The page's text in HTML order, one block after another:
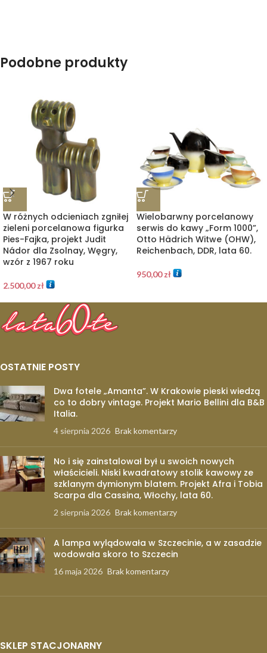
Podobne produkty
W różnych odcieniach zgniłej
zieleni porcelanowa figurka
Pies-Fajka, projekt Judit
Nádor dla Zsolnay, Węgry,
wzór z 1967 roku
2.500,00zł
Wielobarwny porcelanowy
serwis do kawy „Form 1000”,
Otto Hädrich Witwe (OHW),
Reichenbach, DDR, lata 60.
950,00zł
OSTATNIE POSTY
Dwa fotele „Amanta”. W Krakowie pieski wiedzą
co to dobry vintage. Projekt Mario Bellini dla B&B
Italia.
4 sierpnia 2026 Brak komentarzy
No i się zainstalował był u swoich nowych
właścicieli. Niski kwadratowy stolik kawowy ze
szklanym dymionym blatem. Projekt Afra i Tobia
Scarpa dla Cassina, Włochy, lata 60.
2 sierpnia 2026 Brak komentarzy
A lampa wylądowała w Szczecinie, a w zasadzie
wodowała skoro to Szczecin
16 maja 2026 Brak komentarzy
SKLEP STACJONARNY